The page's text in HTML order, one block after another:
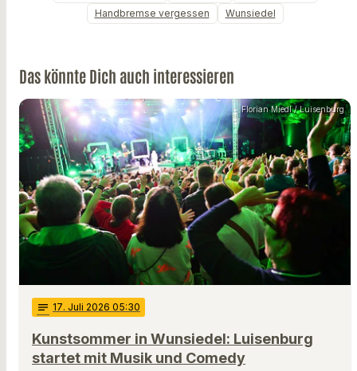
Handbremse vergessen
Wunsiedel
Das könnte Dich auch interessieren
Florian Miedl / Luisenburg
notes 17. Juli 2026 05:30
Kunstsommer in Wunsiedel: Luisenburg
startet mit Musik und Comedy